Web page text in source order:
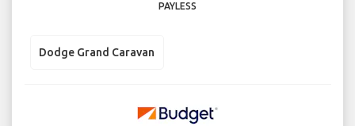
PAYLESS
Dodge Grand Caravan